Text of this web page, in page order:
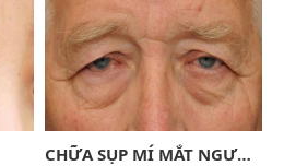
CHỮA SỤP MÍ MẮT NGƯỜI LỚN